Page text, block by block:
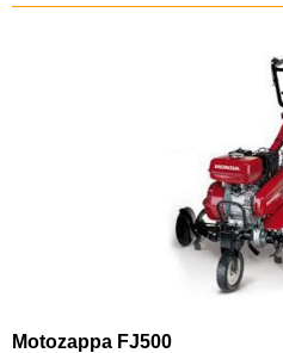
Motozappa FJ500